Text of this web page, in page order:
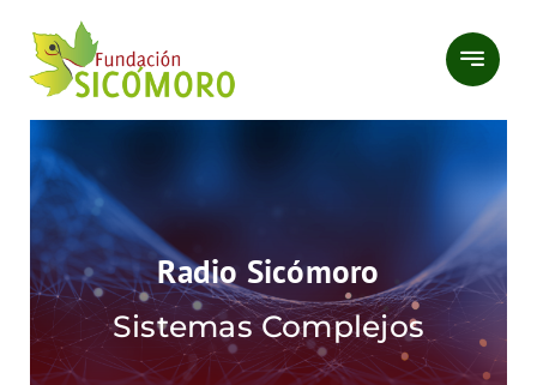
contenido
Radio Sicómoro
Sistemas Complejos